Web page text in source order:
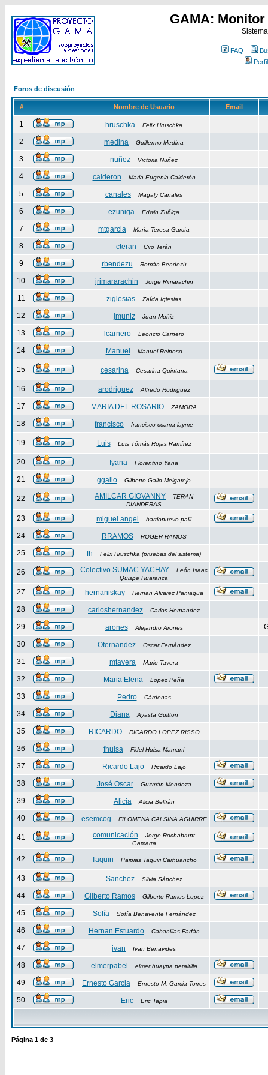
GAMA:
FAQ
Perfil
Foros de discusión
# Nombre de Usuario Email
1 hruschka Felix Hruschka
2 medina Guillermo Medina
3 nuñez Victoria Nuñez
4 calderon Maria Eugenia Calderón
5 canales Magaly Canales
6 ezuniga Edwin Zuñiga
7 mtgarcia María Teresa García
8 cteran Ciro Terán
9 rbendezu Román Bendezú
10 jrimararachin Jorge Rimarachin
11 ziglesias Zaída Iglesias
12 jmuniz Juan Muñiz
13 lcarnero Leoncio Carnero
14 Manuel Manuel Reinoso
15 cesarina Cesarina Quintana
16 arodriguez Alfredo Rodriguez
17 MARIA DEL ROSARIO ZAMORA
18 francisco francisco ccama layme
19 Luis Luis Tómás Rojas Ramírez
20 fyana Florentino Yana
21 ggallo Gilberto Gallo Melgarejo
22 AMILCAR GIOVANNY
TERAN
DIANDERAS
23 miguel angel barrionuevo palli
24 RRAMOS ROGER RAMOS
25 fh Felix Hruschka (pruebas del sistema)
26 Colectivo SUMAC YACHAY
León Isaac
Quispe Huaranca
27 hernaniskay Hernan Alvarez Paniagua
28 carloshernandez Carlos Hernandez
29 arones Alejandro Arones
30 Ofernandez Oscar Fernández
31 mtavera Mario Tavera
32 Maria Elena Lopez Peña
33 Pedro Cárdenas
34 Diana Ayasta Guitton
35 RICARDO RICARDO LOPEZ RISSO
36 fhuisa Fidel Huisa Mamani
37 Ricardo Lajo Ricardo Lajo
38 José Oscar Guzmán Mendoza
39 Alicia Alicia Beltrán
40 esemcog FILOMENA CALSINA AGUIRRE
41 comunicación
Jorge Rochabrunt
Gamarra
42 Taquiri Paipias Taquiri Carhuancho
43 Sanchez Silvia Sánchez
44 Gilberto Ramos Gilberto Ramos Lopez
45 Sofía Sofía Benavente Fernández
46 Hernan Estuardo Cabanillas Farfán
47 ivan Ivan Benavides
48 elmerpabel elmer huayna peraltilla
49 Ernesto Garcia Ernesto M. Garcia Torres
50 Eric Eric Tapia
Página 1 de 3